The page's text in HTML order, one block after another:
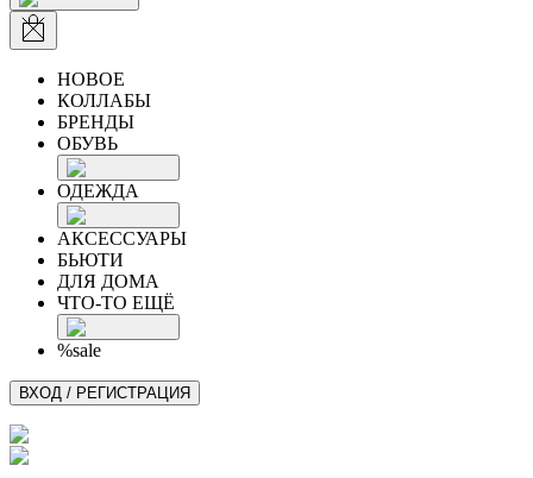
НОВОЕ
КОЛЛАБЫ
БРЕНДЫ
ОБУВЬ
ОДЕЖДА
АКСЕССУАРЫ
БЬЮТИ
ДЛЯ ДОМА
ЧТО-ТО ЕЩЁ
%sale
ВХОД / РЕГИСТРАЦИЯ